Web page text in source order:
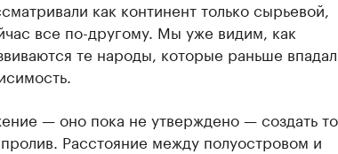
как континент только сырьевой,
все по-другому. Мы уже видим, как
те народы, которые раньше
— оно пока не утверждено — создать
Расстояние между полуостровом и